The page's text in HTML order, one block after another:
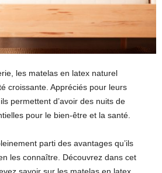
les matelas en latex naturel
croissante. Appréciés pour leurs
permettent d’avoir des nuits de
pour le bien-être et la santé.
parti des avantages qu’ils
les connaître. Découvrez dans cet